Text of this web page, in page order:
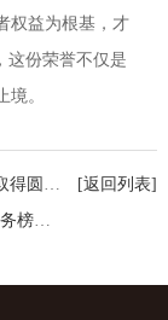
权益为根基，才
这份荣誉不仅是
。
[返回列表]
下一篇：生活家地板连续十四年蝉联“家居行业服务榜样奖”